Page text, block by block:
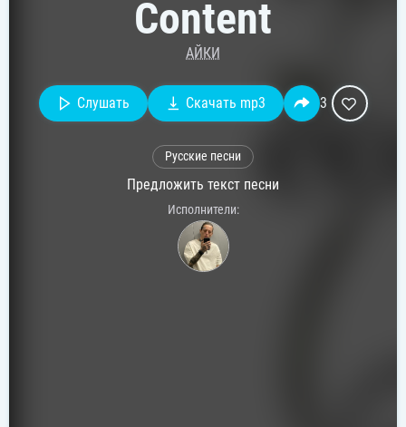
Content
АЙКИ
Слушать Скачать mp3 3
Русские песни
Предложить текст песни
Исполнители: